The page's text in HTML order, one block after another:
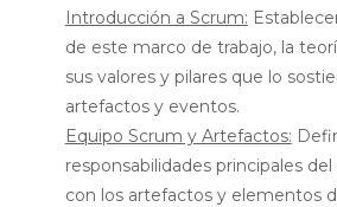
Introducción a Scrum:
de este marco de trabajo, la
sus valores y pilares que lo
artefactos y eventos.
Equipo Scrum y Artefactos:
responsabilidades principales
con los artefactos y elementos